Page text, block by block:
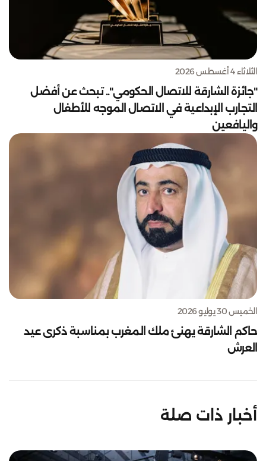
الثلاثاء 4 أغسطس 2026
"جائزة الشارقة للاتصال الحكومي".. تبحث عن أفضل
التجارب الإبداعية في الاتصال الموجه للأطفال
واليافعين
الخميس 30 يوليو 2026
حاكم الشارقة يهنئ ملك المغرب بمناسبة ذكرى عيد
العرش
أخبار ذات صلة